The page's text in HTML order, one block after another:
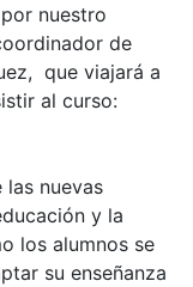
nuestro
de
que viajará a
al curso:
nuevas
y la
los alumnos se
su enseñanza